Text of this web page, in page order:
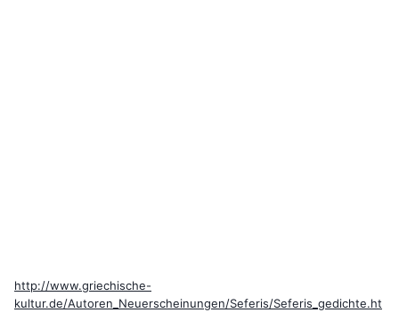
http://www.griechische-
kultur.de/Autoren_Neuerscheinungen/Seferis/Seferis_gedichte.ht